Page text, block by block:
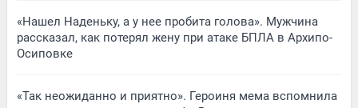
«Нашел Наденьку, а у нее пробита голова». Мужчина
рассказал, как потерял жену при атаке БПЛА в Архипо-
Осиповке
«Так неожиданно и приятно». Героиня мема вспомнила